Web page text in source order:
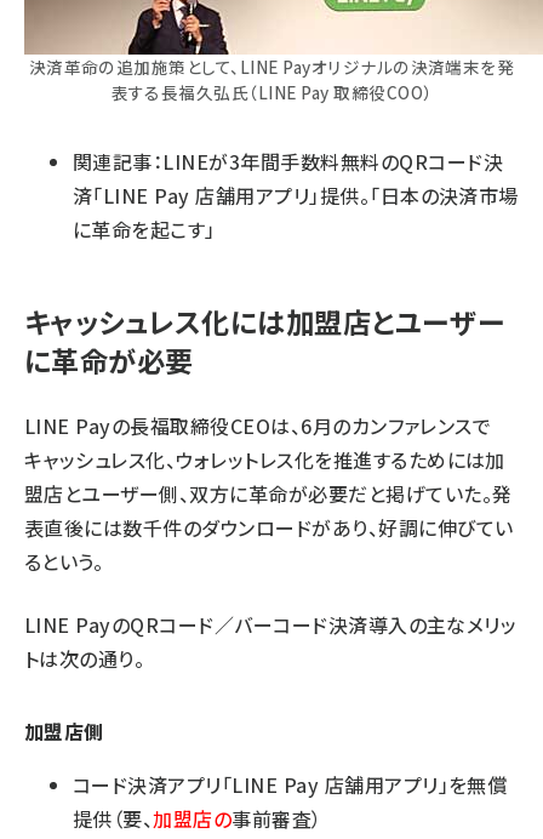
決済革命の追加施策として、LINE Payオリジナルの決済端末を発
表する長福久弘氏（LINE Pay 取締役COO）
関連記事：LINEが3年間手数料無料のQRコード決
済「LINE Pay 店舗用アプリ」提供。「日本の決済市場
に革命を起こす」
キャッシュレス化には加盟店とユーザー
に革命が必要
LINE Payの長福取締役CEOは、6月のカンファレンスで
キャッシュレス化、ウォレットレス化を推進するためには加
盟店とユーザー側、双方に革命が必要だと掲げていた。発
表直後には数千件のダウンロードがあり、好調に伸びてい
るという。
LINE PayのQRコード／バーコード決済導入の主なメリッ
トは次の通り。
加盟店側
コード決済アプリ「LINE Pay 店舗用アプリ」を無償
提供（要、加盟店の事前審査）